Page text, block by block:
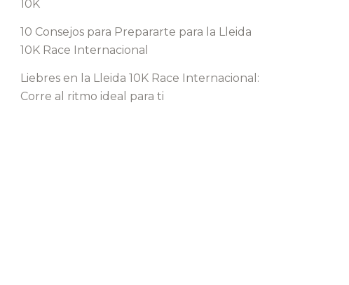
10K
10 Consejos para Prepararte para la Lleida
10K Race Internacional
Liebres en la Lleida 10K Race Internacional:
Corre al ritmo ideal para ti